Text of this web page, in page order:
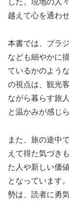
した。現地の人
越えて心を通わ
本書では、ブラ
なども細やかに
ているかのよう
の視点は、観光
ながら暮らす旅
と温かみが感じ
また、旅の途中
えて得た気づき
た人や新しい価
となっています
勢は、読者に勇